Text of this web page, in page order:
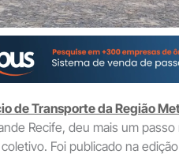
de Transporte da Região
Recife, deu mais um
Foi publicado na